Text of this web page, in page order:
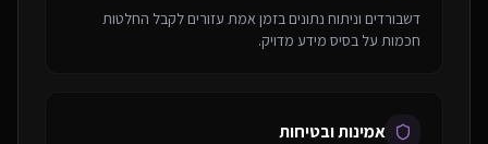
דשבורדים וניתוח נתונים בזמן אמת עזורים לקבל החלטות
חכמות על בסיס מידע מדויק.
אמינות ובטיחות